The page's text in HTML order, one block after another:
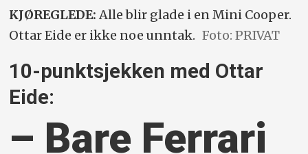
KJØREGLEDE: Alle blir glade i en Mini Cooper.
Ottar Eide er ikke noe unntak. Foto: PRIVAT
10-punktsjekken med Ottar
Eide:
– Bare Ferrari